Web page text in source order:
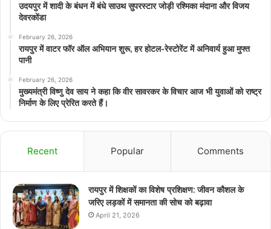
उदयपुर में शादी के बंधन में बंधे साउथ सुपरस्टार जोड़ी रश्मिका मंदाना और विजय
देवरकोंडा
February 26, 2026
रायपुर में वाटर फॉर ऑल अभियान शुरू, हर होटल-रेस्टोरेंट में अनिवार्य हुआ मुफ्त
पानी
February 26, 2026
मुख्यमंत्री विष्णु देव साय ने कहा कि वीर सावरकर के विचार आज भी युवाओं को राष्ट्र
निर्माण के लिए प्रेरित करते हैं।
Recent Popular Comments
रायपुर में शिक्षकों का विशेष प्रशिक्षण: जीवन कौशल के
जरिए लड़कों में समानता की सोच को बढ़ावा
April 21, 2026